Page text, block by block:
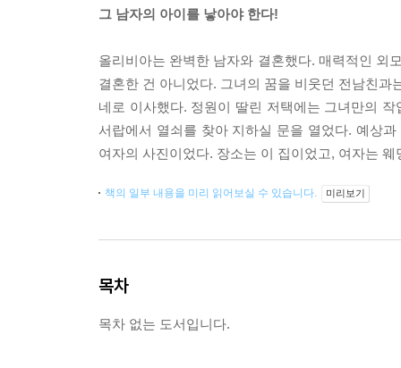
그 남자의 아이를 낳아야 한다!
올리비아는 완벽한 남자와 결혼했다. 매력적인 외
결혼한 건 아니었다. 그녀의 꿈을 비웃던 전남친
네로 이사했다. 정원이 딸린 저택에는 그녀만의
서랍에서 열쇠를 찾아 지하실 문을 열었다. 예상
여자의 사진이었다. 장소는 이 집이었고, 여자는
책의 일부 내용을 미리 읽어보실 수 있습니다. 미리보기
목차
목차 없는 도서입니다.